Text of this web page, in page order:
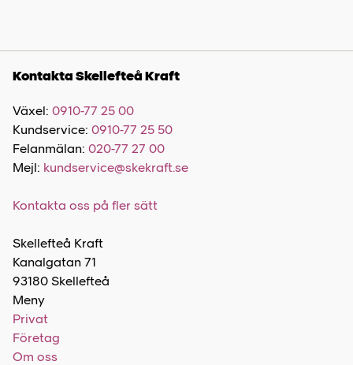
Kontakta Skellefteå Kraft
Växel: 0910-77 25 00
Kundservice: 0910-77 25 50
Felanmälan: 020-77 27 00
Mejl: kundservice@skekraft.se
Kontakta oss på fler sätt
Skellefteå Kraft
Kanalgatan 71
93180 Skellefteå
Meny
Privat
Företag
Om oss